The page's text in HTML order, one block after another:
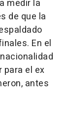
medir la
de que la
En el
para el ex
antes